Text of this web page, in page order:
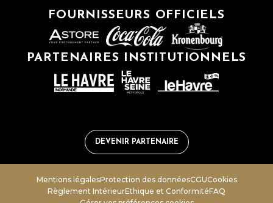
FOURNISSEURS OFFICIELS
PARTENAIRES INSTITUTIONNELS
DEVENIR PARTENAIRE
Mentions légalesProtection des donnéesCGUCookies
Règlement IntérieurEthique et ConformitéFAQ